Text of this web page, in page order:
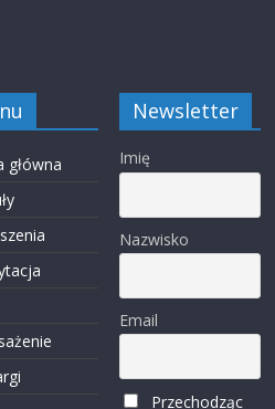
główna
Newsletter
Imię
Nazwisko
Email
Przechodząc